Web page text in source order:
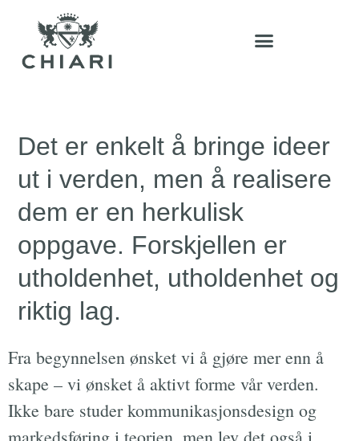
Det er enkelt å bringe ideer
ut i verden, men å realisere
dem er en herkulisk
oppgave. Forskjellen er
utholdenhet, utholdenhet og
riktig lag.
Fra begynnelsen ønsket vi å gjøre mer enn å
skape – vi ønsket å aktivt forme vår verden.
Ikke bare studer kommunikasjonsdesign og